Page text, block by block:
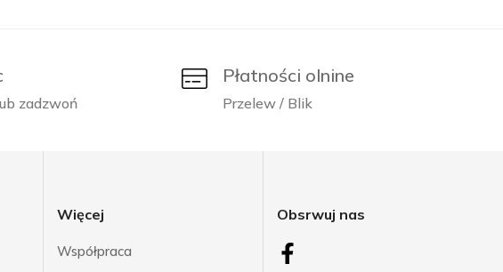
zadzwoń
Płatności olnine
Przelew / Blik
Więcej
Współpraca
Obsrwuj nas